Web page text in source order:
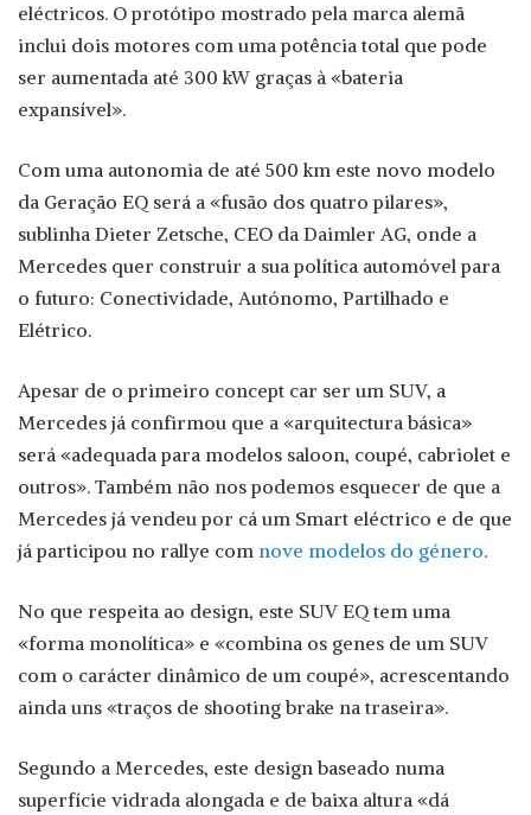
eléctricos. O protótipo mostrado pela marca alemã
inclui dois motores com uma potência total que pode
ser aumentada até 300 kW graças à «bateria
expansível».
Com uma autonomia de até 500 km este novo modelo
da Geração EQ será a «fusão dos quatro pilares»,
sublinha Dieter Zetsche, CEO da Daimler AG, onde a
Mercedes quer construir a sua política automóvel para
o futuro: Conectividade, Autónomo, Partilhado e
Elétrico.
Apesar de o primeiro concept car ser um SUV, a
Mercedes já confirmou que a «arquitectura básica»
será «adequada para modelos saloon, coupé, cabriolet e
outros». Também não nos podemos esquecer de que a
Mercedes já vendeu por cá um Smart eléctrico e de que
já participou no rallye com nove modelos do género.
No que respeita ao design, este SUV EQ tem uma
«forma monolítica» e «combina os genes de um SUV
com o carácter dinâmico de um coupé», acrescentando
ainda uns «traços de shooting brake na traseira».
Segundo a Mercedes, este design baseado numa
superfície vidrada alongada e de baixa altura «dá